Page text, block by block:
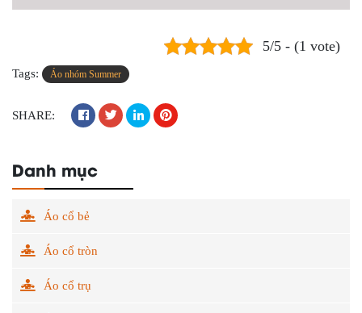
5/5 - (1 vote)
Tags: Áo nhóm Summer
SHARE:
Danh mục
Áo cổ bẻ
Áo cổ tròn
Áo cổ trụ